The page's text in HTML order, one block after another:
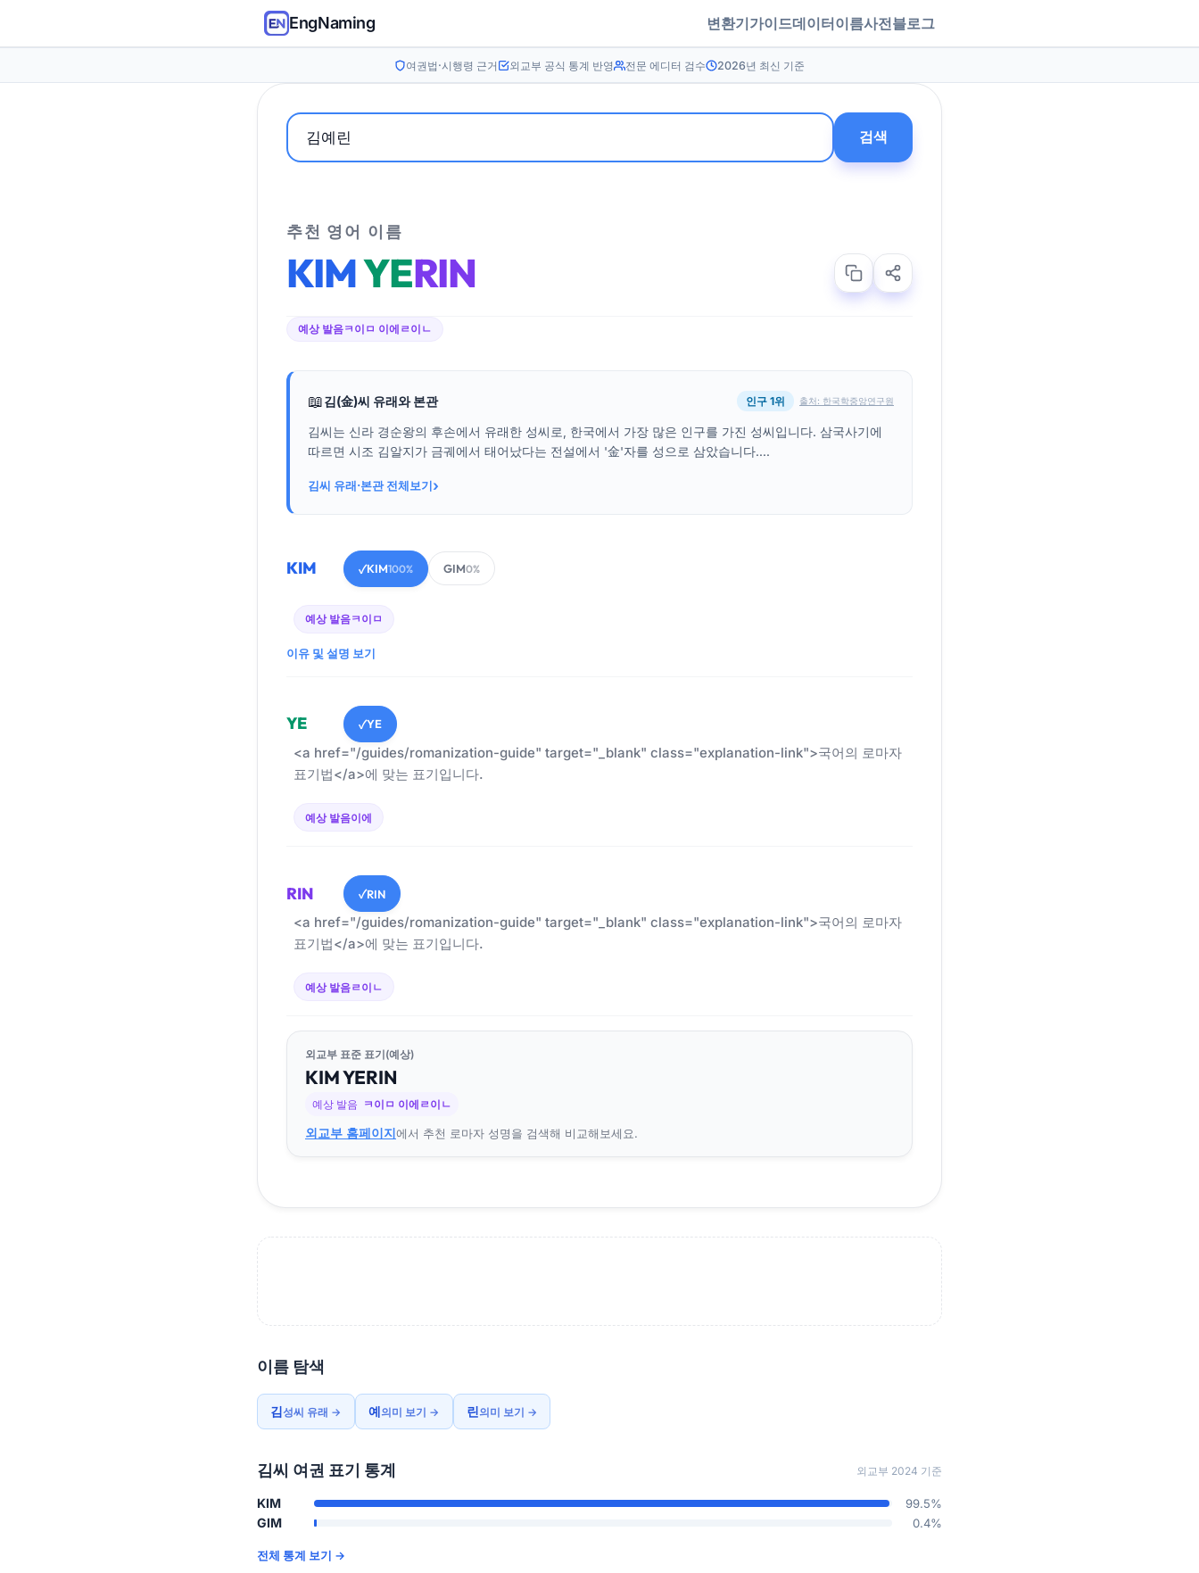
EngNaming 변환기가이드데이터이름사전블로그
여권법·시행령 근거 외교부 공식 통계 반영 전문 에디터 검수 2026년 최신 기준
검색
추천 영어 이름
KIMYERIN
예상 발음ㅋ이ㅁ 이에ㄹ이ㄴ
📖김(金)씨 유래와 본관 인구 1위 출처: 한국학중앙연구원
김씨는 신라 경순왕의 후손에서 유래한 성씨로, 한국에서 가장 많은 인구를 가진 성씨입니다. 삼국사기에
따르면 시조 김알지가 금궤에서 태어났다는 전설에서 '金'자를 성으로 삼았습니다....
김씨 유래·본관 전체보기›
KIM ✓KIM100% GIM0%
예상 발음ㅋ이ㅁ
이유 및 설명 보기
YE ✓YE
<a href="/guides/romanization-guide" target="_blank" class="explanation-link">국어의 로마자
표기법</a>에 맞는 표기입니다.
예상 발음이에
RIN ✓RIN
<a href="/guides/romanization-guide" target="_blank" class="explanation-link">국어의 로마자
표기법</a>에 맞는 표기입니다.
예상 발음ㄹ이ㄴ
외교부 표준 표기(예상)
KIMYERIN
예상 발음 ㅋ이ㅁ 이에ㄹ이ㄴ
외교부 홈페이지에서 추천 로마자 성명을 검색해 비교해보세요.
이름 탐색
김성씨 유래 → 예의미 보기 → 린의미 보기 →
김씨 여권 표기 통계 외교부 2024 기준
KIM 99.5%
GIM 0.4%
전체 통계 보기 →